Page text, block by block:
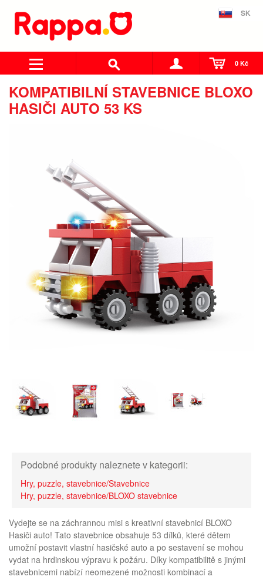
SK
0 Kč
KOMPATIBILNÍ STAVEBNICE BLOXO
HASIČI AUTO 53 KS
Podobné produkty naleznete v kategorii:
Hry, puzzle, stavebnice/Stavebnice
Hry, puzzle, stavebnice/BLOXO stavebnice
Vydejte se na záchrannou misi s kreativní stavebnicí BLOXO
Hasiči auto! Tato stavebnice obsahuje 53 dílků, které dětem
umožní postavit vlastní hasičské auto a po sestavení se mohou
vydat na hrdinskou výpravu k požáru. Díky kompatibilitě s jinými
stavebnicemi nabízí neomezené možnosti kombinací a